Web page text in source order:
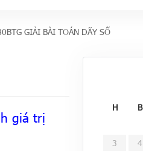
GIẢI BÀI TOÁN DÃY SỐ
giá trị
H
B
3
4